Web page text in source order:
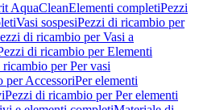
AquaCleanElementi completiPezzi
Vasi sospesiPezzi di ricambio per
di ricambio per Vasi a
di ricambio per Elementi
per Per vasi
per AccessoriPer elementi
Pezzi di ricambio per Per elementi